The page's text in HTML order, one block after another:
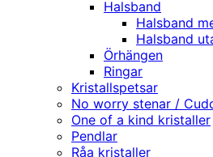
Halsband
Halsband
Halsband
Örhängen
Ringar
Kristallspetsar
No worry stenar /
One of a kind kristaller
Pendlar
Råa kristaller